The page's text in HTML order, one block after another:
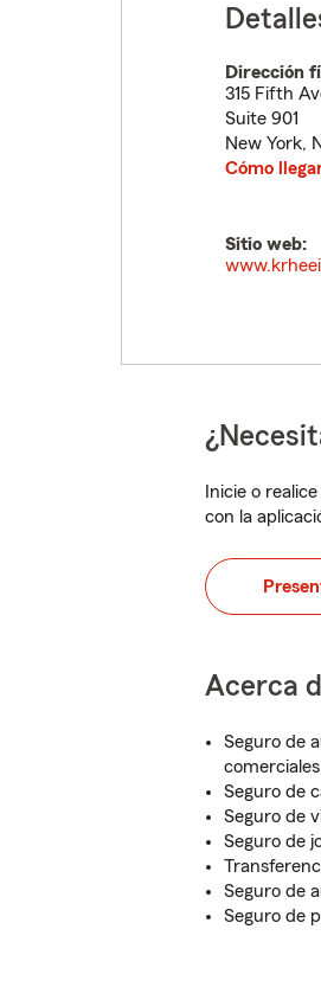
Dirección
315 Fifth
Suite 901
New York,
Cómo
Sitio web:
Inicie o
con la
Acerca
Seguro de
comerciales
Seguro de
Seguro de
Seguro de
Seguro de
Seguro de